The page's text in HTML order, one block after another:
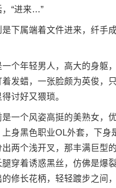
，“进来…”
属端着文件进来，纤手成
年轻男人，高大的身躯，
发蜡，一张脸颇为英俊，
讨好又猥琐。
个风姿高挺的美熟女，优
上身黑色职业OL外套，下身
两个浅开叉，那丰满巨型
腿穿着诱惑黑丝，仿佛是爆
的修长花柄，轻轻踱步之间